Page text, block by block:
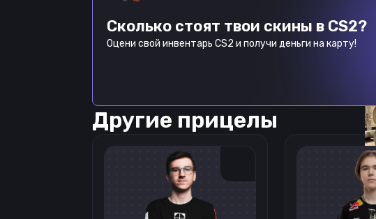
Сколько стоят твои скины в CS2?
Оцени свой инвентарь CS2 и получи деньги на карту!
Другие прицелы